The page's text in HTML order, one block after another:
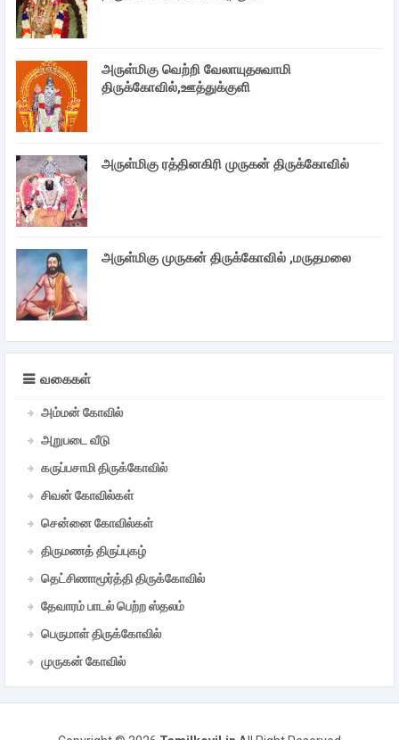
அருள்மிகு வெற்றி வேலாயுதசுவாமி
திருக்கோவில்,ஊத்துக்குளி
அருள்மிகு ரத்தினகிரி முருகன் திருக்கோவில்
அருள்மிகு முருகன் திருக்கோவில் ,மருதமலை
வகைகள்
அம்மன் கோவில்
அறுபடை வீடு
கருப்பசாமி திருக்கோவில்
சிவன் கோவில்கள்
சென்னை கோவில்கள்
திருமணத் திருப்புகழ்
தெட்சிணாமூர்த்தி திருக்கோவில்
தேவாரம் பாடல் பெற்ற ஸ்தலம்
பெருமாள் திருக்கோவில்
முருகன் கோவில்